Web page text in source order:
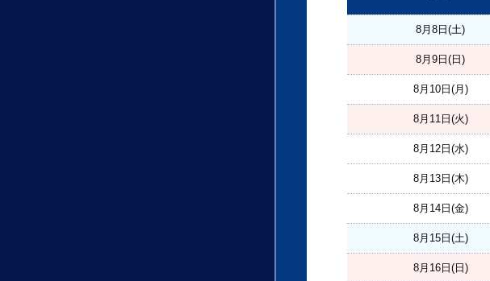
8月8日(土)
8月9日(日)
8月10日(月)
8月11日(火)
8月12日(水)
8月13日(木)
8月14日(金)
8月15日(土)
8月16日(日)